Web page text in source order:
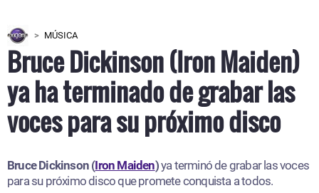
MÚSICA
Bruce Dickinson (Iron Maiden)
ya ha terminado de grabar las
voces para su próximo disco
Bruce Dickinson (Iron Maiden)ya terminó de grabar las voces
para su próximo disco que promete conquista a todos.